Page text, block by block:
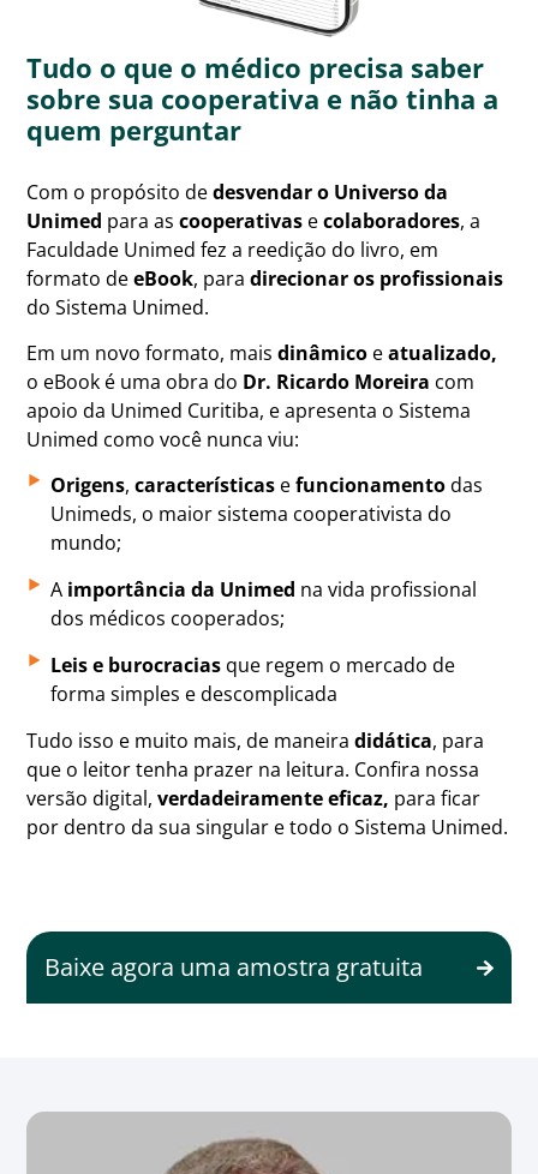
Tudo o que o médico precisa saber
sobre sua cooperativa e não tinha a
quem perguntar
Com o propósito dedesvendar o Universo da
Unimed para ascooperativas ecolaboradores, a
Faculdade Unimed fez a reedição do livro, em
formato deeBook, paradirecionar os profissionais
do Sistema Unimed.
Em um novo formato, maisdinâmico eatualizado,
o eBook é uma obra do Dr. Ricardo Moreira com
apoio da Unimed Curitiba, e apresenta o Sistema
Unimed como você nunca viu:
Origens,características efuncionamentodas
Unimeds, o maior sistema cooperativista do
mundo;​
A importância da Unimed na vida profissional
dos médicos cooperados;​
Leis e burocracias que regem o mercado de
forma simples e descomplicada
Tudo isso e muito mais, de maneiradidática, para
que o leitor tenha prazer na leitura. Confira nossa
versão digital,verdadeiramente eficaz, para ficar
por dentro da sua singular e todo o Sistema Unimed.
Baixe agora uma amostra gratuita